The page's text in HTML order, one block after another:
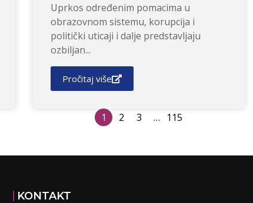
Uprkos određenim pomacima u
obrazovnom sistemu, korupcija i
politički uticaji i dalje predstavljaju
ozbiljan...
Pročitaj više
1 2 3 … 115
KONTAKT